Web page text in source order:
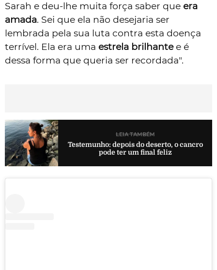
Sarah e deu-lhe muita força saber que era
amada. Sei que ela não desejaria ser
lembrada pela sua luta contra esta doença
terrível. Ela era uma estrela brilhantee é
dessa forma que queria ser recordada".
LEIA TAMBÉM
Testemunho: depois do deserto, o cancro
pode ter um final feliz